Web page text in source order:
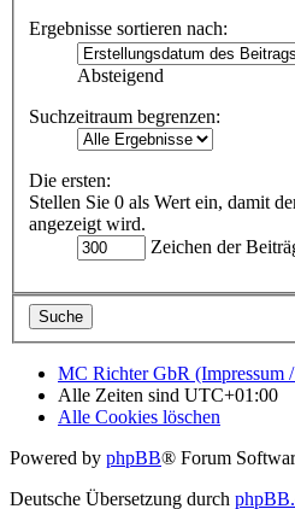
Ergebnisse sortieren nach:
Absteigend
Suchzeitraum begrenzen:
Die ersten:
Stellen Sie 0 als Wert ein, damit
angezeigt wird.
Zeichen der
MC Richter GbR (Impressum
Alle Zeiten sind UTC+01:00
Alle Cookies löschen
Powered by phpBB® Forum
Deutsche Übersetzung durch